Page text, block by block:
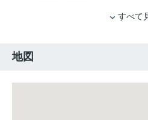
すべて
地図